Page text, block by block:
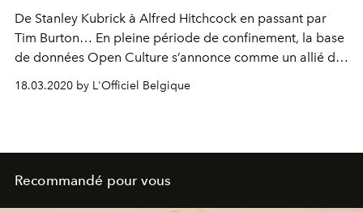
De Stanley Kubrick à Alfred Hitchcock en passant par
Tim Burton… En pleine période de confinement, la base
de données Open Culture s’annonce comme un allié de
choix pour s’occuper chez soi. Avec plus de 1 000 films
rares disponibles gratuitement, Netflix pourrait presque
18.03.2020 by L'Officiel Belgique
Recommandé pour vous